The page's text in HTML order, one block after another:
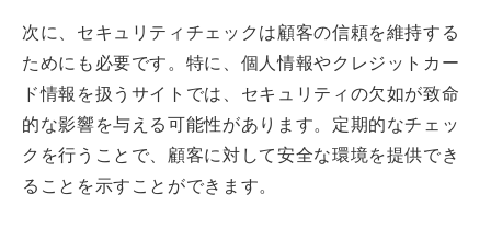
次に、セキュリティチェックは顧客の信頼を維持する
ためにも必要です。特に、個人情報やクレジットカー
ド情報を扱うサイトでは、セキュリティの欠如が致命
的な影響を与える可能性があります。定期的なチェッ
クを行うことで、顧客に対して安全な環境を提供でき
ることを示すことができます。